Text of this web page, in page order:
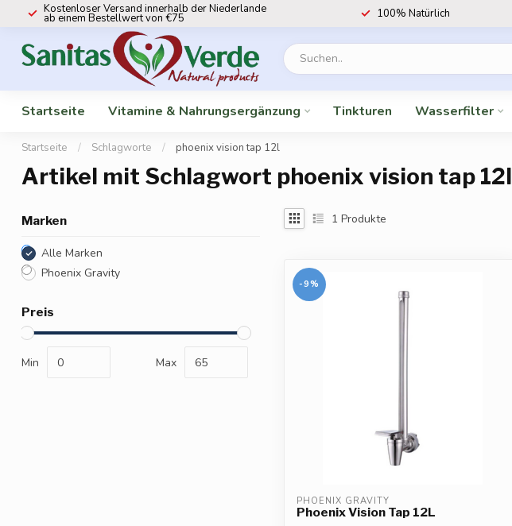
Kostenloser Versand innerhalb der Niederlande
ab einem Bestellwert von €75 100% Natürlich
Startseite Vitamine & Nahrungsergänzung Tinkturen Wasserfilter
Startseite / Schlagworte / phoenix vision tap 12l
Artikel mit Schlagwort phoenix vision tap 12l
Marken
Alle Marken
Phoenix Gravity
Preis
Min Max
1 Produkte
-9%
PHOENIX GRAVITY
Phoenix Vision Tap 12L